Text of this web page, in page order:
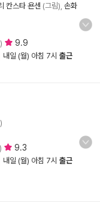
칸스타 욘센 (그림), 손화
9.9
내일 (월) 아침 7시 출근
9.3
내일 (월) 아침 7시 출근